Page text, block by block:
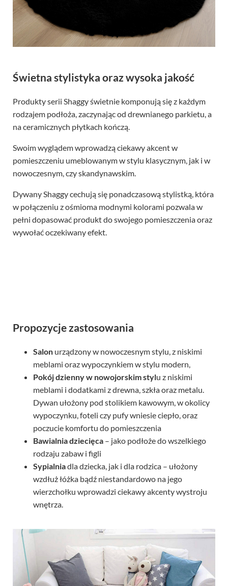
Świetna stylistyka oraz wysoka jakość
Produkty serii Shaggy świetnie komponują się z każdym
rodzajem podłoża, zaczynając od drewnianego parkietu, a
na ceramicznych płytkach kończą.
Swoim wyglądem wprowadzą ciekawy akcent w
pomieszczeniu umeblowanym w stylu klasycznym, jak i w
nowoczesnym, czy skandynawskim.
Dywany Shaggy cechują się ponadczasową stylistką, która
w połączeniu z ośmioma modnymi kolorami pozwala w
pełni dopasować produkt do swojego pomieszczenia oraz
wywołać oczekiwany efekt.
Propozycje zastosowania
Salon urządzony w nowoczesnym stylu, z niskimi
meblami oraz wypoczynkiem w stylu modern,
Pokój dzienny w nowojorskim stylu z niskimi
meblami i dodatkami z drewna, szkła oraz metalu.
Dywan ułożony pod stolikiem kawowym, w okolicy
wypoczynku, foteli czy pufy wniesie ciepło, oraz
poczucie komfortu do pomieszczenia
Bawialnia dziecięca – jako podłoże do wszelkiego
rodzaju zabaw i figli
Sypialniadla dziecka, jak i dla rodzica – ułożony
wzdłuż łóżka bądź niestandardowo na jego
wierzchołku wprowadzi ciekawy akcenty wystroju
wnętrza.